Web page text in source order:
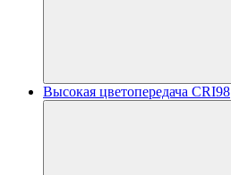
Высокая цветопередача CRI98